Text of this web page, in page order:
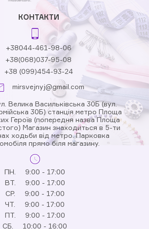
КОНТАКТИ
+38044-461-98-06
+38(068)037-95-08
+38 (099)454-93-24
mirsvejnyj@gmail.com
Велика Васильківська 30Б (вул.
30Б) станція метро Площа
Героїв (попередня назва Площа
Магазин знаходиться в 5-ти
ходьби від метро. Парковка
прямо біля магазину.
ПН.
9:00 - 17:00
ВТ.
9:00 - 17:00
СР.
9:00 - 17:00
ЧТ.
9:00 - 17:00
ПТ.
9:00 - 17:00
СБ.
10:00 - 16:00